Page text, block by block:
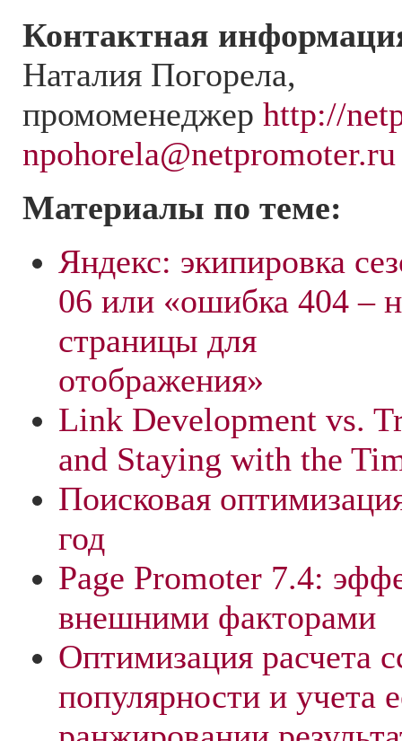
Контактная
Наталия Погорела,
промоменеджер http://
npohorela@netpromoter.ru
Материалы по теме:
Яндекс: экипировка
06 или «ошибка 404 –
страницы для
отображения»
Link Development vs.
and Staying with the
Поисковая
год
Page Promoter 7.4:
внешними факторами
Оптимизация расчета
популярности и учета